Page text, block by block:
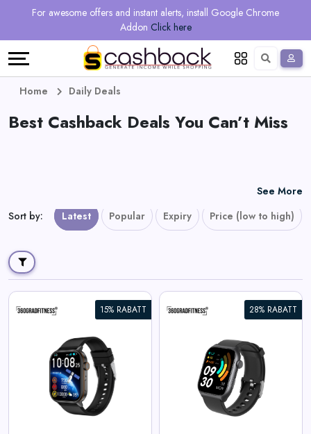
For awesome offers and instant alerts, install Google Chrome
Addon Click here
Regional
Online
Vouchers
Daily
All
Daily
Deal
Categories
Earn
Earn
Earn
Language
Deutsch
Home Daily Deals
Best Cashback Deals You Can’t Miss
See More
Sort by: Latest Popular Expiry Price (low to high)
15% RABATT 28% RABATT
360° FitSmartWatch PRO
View All 360GradFitness
Deals